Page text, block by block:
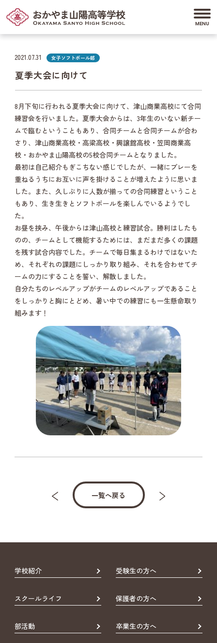
2021.07.31 女子ソフトボール部
夏季大会に向けて
8月下旬に行われる夏季大会に向けて、津山商業高校にて合同
練習会を行いました。夏季大会からは、3年生のいない新チー
ムで臨むということもあり、合同チームと合同チームが合わ
さり、津山商業高校・高梁高校・興譲館高校・笠岡商業高
校・おかやま山陽高校の5校合同チームとなりました。
最初は自己紹介もぎこちない感じでしたが、一緒にプレーを
重ねるうちにお互いに声を掛けることが増えたように思いま
した。また、久しぶりに人数が揃っての合同練習ということ
もあり、生き生きとソフトボールを楽しんでいるようでし
た。
お昼を挟み、午後からは津山高校と練習試合。勝利はしたも
のの、チームとして機能するためには、まだまだ多くの課題
を残す試合内容でした。チームで毎日集まるわけではないた
め、それぞれの課題にしっかり取り組み、それを合わせてチ
ームの力にすることを誓い、解散しました。
自分たちのレベルアップがチームのレベルアップであること
をしっかりと胸にとどめ、暑い中での練習にも一生懸命取り
組みます！
一覧へ戻る
学校紹介 受験生の方へ
スクールライフ 保護者の方へ
部活動 卒業生の方へ